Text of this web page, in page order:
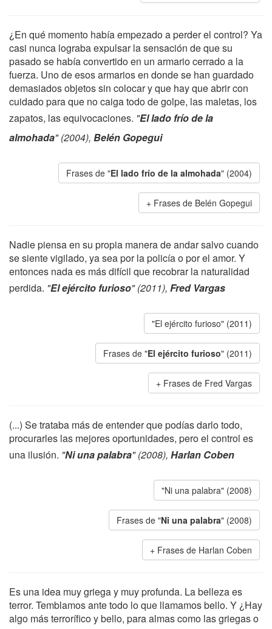
¿En qué momento había empezado a perder el control? Ya
casi nunca lograba expulsar la sensación de que su
pasado se había convertido en un armario cerrado a la
fuerza. Uno de esos armarios en donde se han guardado
demasiados objetos sin colocar y que hay que abrir con
cuidado para que no caiga todo de golpe, las maletas, los
zapatos, las equivocaciones. "El lado frío de la
almohada" (2004), Belén Gopegui
Frases de "El lado frío de la almohada" (2004)
Frases de Belén Gopegui
Nadie piensa en su propia manera de andar salvo cuando
se siente vigilado, ya sea por la policía o por el amor. Y
entonces nada es más difícil que recobrar la naturalidad
perdida. "El ejército furioso" (2011), Fred Vargas
"El ejército furioso" (2011)
Frases de "El ejército furioso" (2011)
Frases de Fred Vargas
(...) Se trataba más de entender que podías darlo todo,
procurarles las mejores oportunidades, pero el control es
una ilusión. "Ni una palabra" (2008), Harlan Coben
"Ni una palabra" (2008)
Frases de "Ni una palabra" (2008)
Frases de Harlan Coben
Es una idea muy griega y muy profunda. La belleza es
terror. Temblamos ante todo lo que llamamos bello. Y ¿Hay
algo más terrorífico y bello, para almas como las griegas o